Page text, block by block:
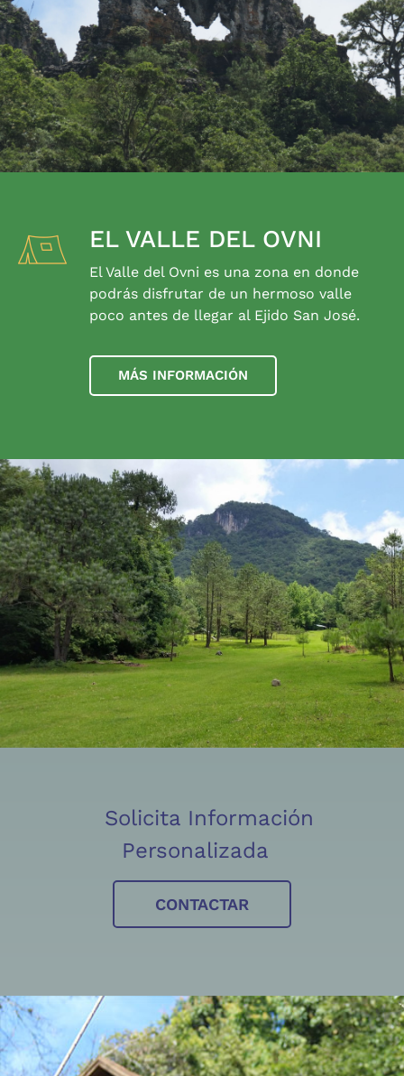
EL VALLE DEL OVNI
El Valle del Ovni es una zona en donde
podrás disfrutar de un hermoso valle
poco antes de llegar al Ejido San José.
MÁS INFORMACIÓN
Solicita Información
Personalizada
CONTACTAR